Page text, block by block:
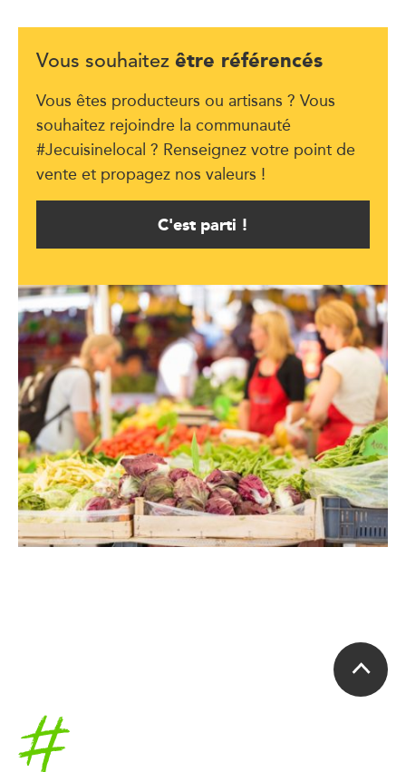
Vous souhaitez être référencés
Vous êtes producteurs ou artisans ? Vous
souhaitez rejoindre la communauté
#Jecuisinelocal ? Renseignez votre point de
vente et propagez nos valeurs !
C'est parti !
Accueil